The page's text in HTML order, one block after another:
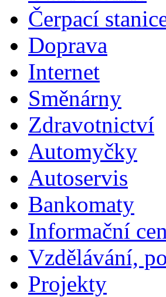
Čerpací
Doprava
Internet
Směnárny
Zdravotnictví
Automyčky
Autoservis
Bankomaty
Informační
Vzdělávání,
Projekty